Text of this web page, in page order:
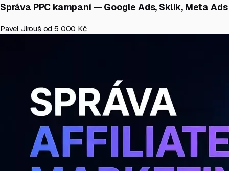
Správa PPC kampaní — Google Ads, Sklik, Meta Ads
Pavel Jirouš od 5 000 Kč